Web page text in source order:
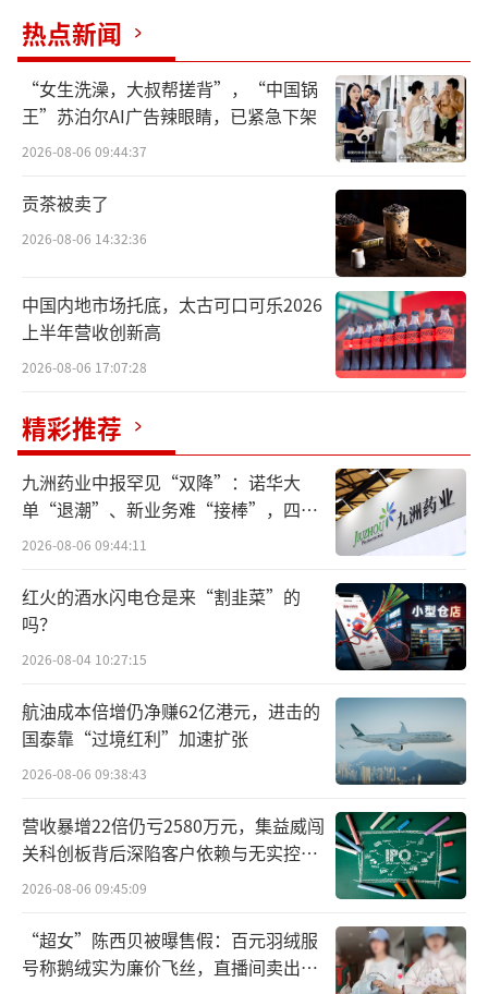
来了什么？
恢复狼性战略
2016年的中秋团圆夜，卢敏放上任了。
也正是这一年，蒙牛业绩承压需要寻找新
的增长引擎。根据蒙牛2015财报数据，2015年
蒙牛的营收和净增利润分别为-2.04%和0.7%。
执掌蒙牛后的卢敏放用了一个半月将蒙牛
各个体系全部走访了一遍。正是这次的走访让
心势在必行。
随后，卢敏放开启了大刀阔斧的改革。
卢敏放将蒙牛组织架构再次调整为以品类
粉、冰品事业部，并随后增加奶酪、鲜奶等新
兴品类事业部。2016年12月中旬，蒙牛启动组
织变革，到次年1月底已经完成。
卢敏放在接受采访时透露，这轮组织变革
涉及4万名员工，全面下放权力。此前，供应
业务决定都在CEO手上，这带来一系列问题。
例如，在销售端，由于蒙牛有三十几个品
牌、1400多个SKU，如果全部整合，团队自然
会选择容易干得好的品牌，结果是所有战略性
热点新闻
“女生洗澡，大叔帮搓背”，“中国锅
王”苏泊尔AI广告辣眼睛，已紧急下架
2026-08-06 09:44:37
贡茶被卖了
2026-08-06 14:32:36
中国内地市场托底，太古可口可乐2026
上半年营收创新高
2026-08-06 17:07:28
精彩推荐
九洲药业中报罕见“双降”：诺华大
单“退潮”、新业务难“接棒”，四大
难关待闯
2026-08-06 09:44:11
红火的酒水闪电仓是来“割韭菜”的
吗？
2026-08-04 10:27:15
航油成本倍增仍净赚62亿港元，进击的
国泰靠“过境红利”加速扩张
2026-08-06 09:38:43
营收暴增22倍仍亏2580万元，集益威闯
关科创板背后深陷客户依赖与无实控人
困局
2026-08-06 09:45:09
“超女”陈西贝被曝售假：百元羽绒服
号称鹅绒实为廉价飞丝，直播间卖出超